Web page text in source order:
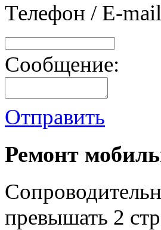
Телефон / E-
Сообщение:
Отправить
Ремонт
превышать 2